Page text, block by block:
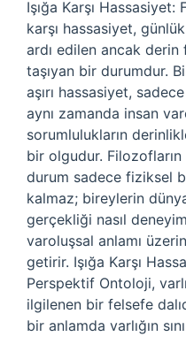
Işığa Karşı Hassasiyet:
karşı hassasiyet,
ardı edilen ancak
taşıyan bir durumdur.
aşırı hassasiyet,
aynı zamanda insan
sorumlulukların
bir olgudur. Filozofların
durum sadece fiziksel
kalmaz; bireylerin
gerçekliği nasıl
varoluşsal anlamı
getirir. Işığa Karşı
Perspektif Ontoloji,
ilgilenen bir felsefe
bir anlamda varlığın